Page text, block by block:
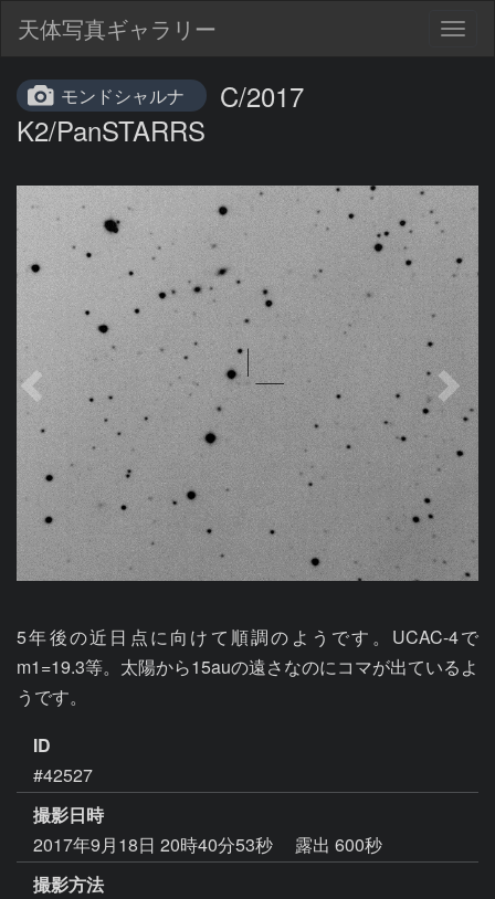
天体写真ギャラリー
モンドシャルナ
C/2017
K2/PanSTARRS
5年後の近日点に向けて順調のようです。UCAC-4で
m1=19.3等。太陽から15auの遠さなのにコマが出ているよ
うです。
ID
#42527
撮影日時
2017年9月18日 20時40分53秒
露出 600秒
撮影方法